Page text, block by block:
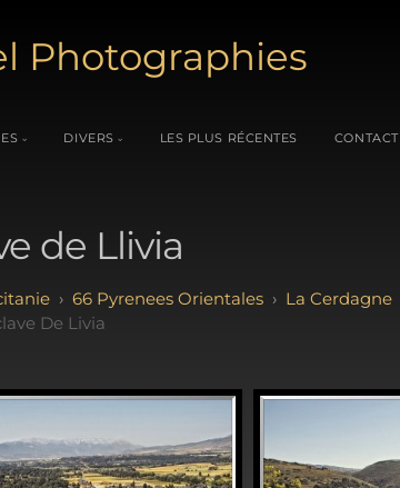
Photographies
DIVERS LES PLUS RÉCENTES CONTACT
de Llivia
66 Pyrenees Orientales
La Cerdagne
De Livia